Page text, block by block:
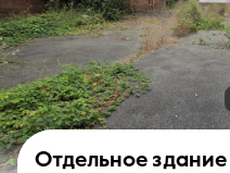
Недвижимость
Отдельное здание